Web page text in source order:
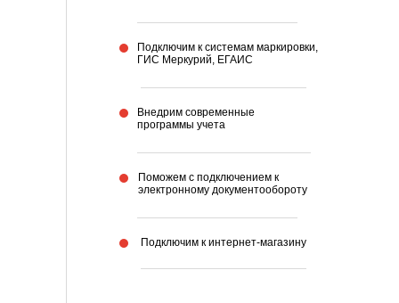
Внедрим современные
программы учета
Подключим к системам маркировки,
ГИС Меркурий, ЕГАИС
Поможем с подключением к
электронному документообороту
Подключим к интернет-магазину